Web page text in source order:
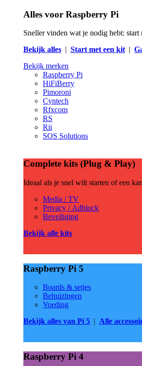
Alles voor Raspberry Pi
Sneller vinden wat je nodig hebt:
Bekijk alles | Start met een kit|
Bekijk merken
Raspberry Pi
HiFiBerry
Pimoroni
Cyntech
Rfxcom
RS
Rii
SOS Solutions
Complete kits (Plug & Play)
Ideaal als je snel wilt starten of een
Media / TV
Privacy / Adblock
Beveiliging
Bekijk alle kits
Raspberry Pi 5
Boards & setjes
Behuizingen
Voeding
Bekijk alles van Pi 5 | Alle
Raspberry Pi 4